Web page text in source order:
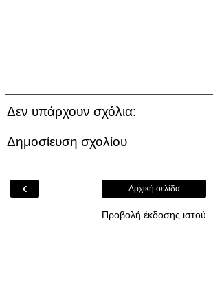
Δεν υπάρχουν σχόλια:
Δημοσίευση σχολίου
‹ Αρχική σελίδα
Προβολή έκδοσης ιστού